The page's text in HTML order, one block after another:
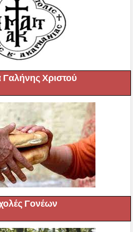
Γαλήνης Χριστού
Γονέων